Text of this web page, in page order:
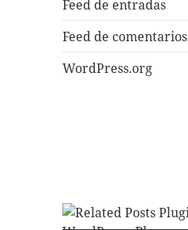
Feed de entradas
Feed de comentarios
WordPress.org